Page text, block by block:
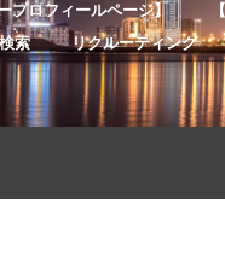
プロフィールページ】
索
リクルーティング